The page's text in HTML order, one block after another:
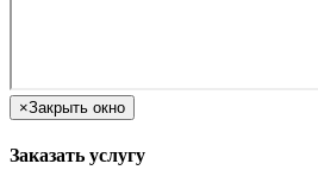
×Закрыть окно
Заказать услугу